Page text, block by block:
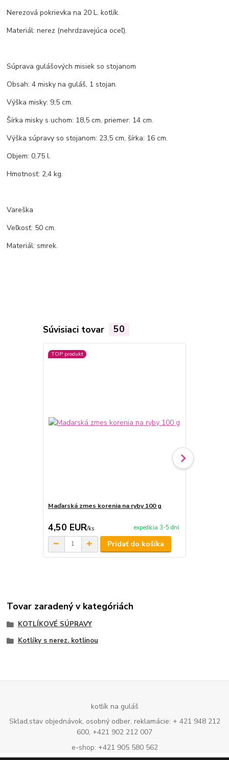
Nerezová pokrievka na 20 L. kotlík.
Materiál: nerez (nehrdzavejúca oceľ).
Súprava gulášových misiek so stojanom
Obsah: 4 misky na guláš, 1 stojan.
Výška misky: 9,5 cm.
Šírka misky s uchom: 18,5 cm, priemer: 14 cm.
Výška súpravy so stojanom: 23,5 cm, šírka: 16 cm.
Objem: 0,75 l.
Hmotnosť: 2,4 kg.
Vareška
Veľkosť: 50 cm.
Materiál: smrek.
Súvisiaci tovar 50
TOP produkt
Maďarská zmes korenia na ryby 100 g
4,50 EUR/ks expedícia 3-5 dní
Pridať do košíka
Tovar zaradený v kategóriách
KOTLÍKOVÉ SÚPRAVY
Kotlíky s nerez. kotlinou
kotlík na guláš
Sklad,stav objednávok, osobný odber, reklamácie: + 421 948 212
600, +421 902 212 007
e-shop: +421 905 580 562